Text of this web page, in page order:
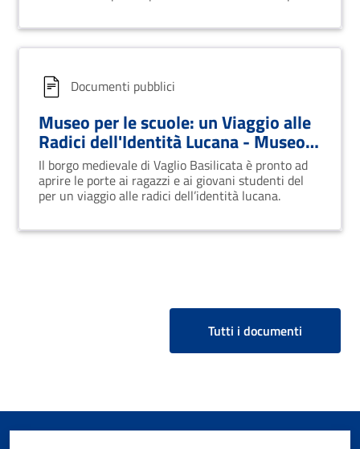
Documenti pubblici
Museo per le scuole: un Viaggio alle
Radici dell'Identità Lucana - Museo
delle Antiche Genti di Lucania
Il borgo medievale di Vaglio Basilicata è pronto ad
aprire le porte ai ragazzi e ai giovani studenti del
per un viaggio alle radici dell’identità lucana.
Tutti i documenti